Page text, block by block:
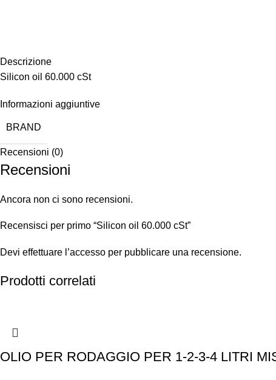
Descrizione
Silicon oil 60.000 cSt
Informazioni aggiuntive
BRAND
Recensioni (0)
Recensioni
Ancora non ci sono recensioni.
Recensisci per primo “Silicon oil 60.000 cSt”
Devi effettuare l’accesso per pubblicare una recensione.
Prodotti correlati
OLIO PER RODAGGIO PER 1-2-3-4 LITRI